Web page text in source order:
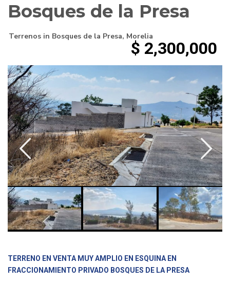
Bosques de la Presa
Terrenos in Bosques de la Presa, Morelia
$ 2,300,000
TERRENO EN VENTA MUY AMPLIO EN ESQUINA EN
FRACCIONAMIENTO PRIVADO BOSQUES DE LA PRESA